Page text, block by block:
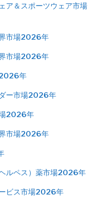
ア＆スポーツウェア市場
市場2026年
市場2026年
年
ー市場2026年
2026年
市場2026年
ルペス）薬市場2026年
ビス市場2026年